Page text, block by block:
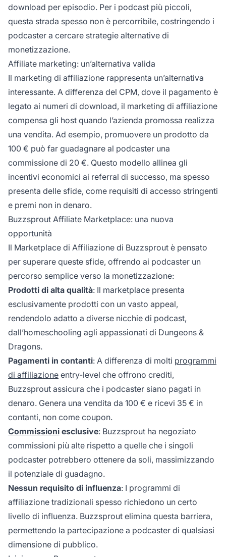
download per episodio. Per i podcast più piccoli,
questa strada spesso non è percorribile, costringendo i
podcaster a cercare strategie alternative di
monetizzazione.
Affiliate marketing: un’alternativa valida
Il marketing di affiliazione rappresenta un’alternativa
interessante. A differenza del CPM, dove il pagamento è
legato ai numeri di download, il marketing di affiliazione
compensa gli host quando l’azienda promossa realizza
una vendita. Ad esempio, promuovere un prodotto da
100 € può far guadagnare al podcaster una
commissione di 20 €. Questo modello allinea gli
incentivi economici ai referral di successo, ma spesso
presenta delle sfide, come requisiti di accesso stringenti
e premi non in denaro.
Buzzsprout Affiliate Marketplace: una nuova
opportunità
Il Marketplace di Affiliazione di Buzzsprout è pensato
per superare queste sfide, offrendo ai podcaster un
percorso semplice verso la monetizzazione:
Prodotti di alta qualità: Il marketplace presenta
esclusivamente prodotti con un vasto appeal,
rendendolo adatto a diverse nicchie di podcast,
dall’homeschooling agli appassionati di Dungeons &
Dragons.
Pagamenti in contanti: A differenza di molti programmi
di affiliazione entry-level che offrono crediti,
Buzzsprout assicura che i podcaster siano pagati in
denaro. Genera una vendita da 100 € e ricevi 35 € in
contanti, non come coupon.
Commissioni esclusive: Buzzsprout ha negoziato
commissioni più alte rispetto a quelle che i singoli
podcaster potrebbero ottenere da soli, massimizzando
il potenziale di guadagno.
Nessun requisito di influenza: I programmi di
affiliazione tradizionali spesso richiedono un certo
livello di influenza. Buzzsprout elimina questa barriera,
permettendo la partecipazione a podcaster di qualsiasi
dimensione di pubblico.